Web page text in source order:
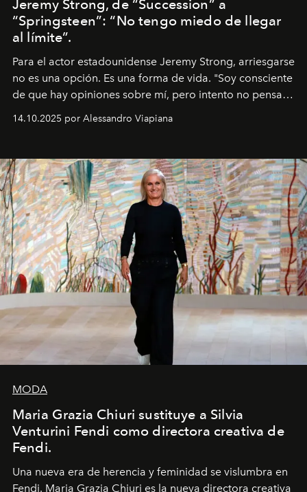
Jeremy Strong, de “Succession” a
“Springsteen”: “No tengo miedo de llegar
al límite”.
Para el actor estadounidense Jeremy Strong, arriesgarse
no es una opción. Es una forma de vida. "Soy consciente
de que hay opiniones sobre mí, pero intento no pensar
demasiado en cómo me perciben. Creo que es una
pérdida de tiempo", afirma.
14.10.2025 por Alessandro Viapiana
MODA
Maria Grazia Chiuri sustituye a Silvia
Venturini Fendi como directora creativa de
Fendi.
Una nueva era de herencia y feminidad se vislumbra en
Fendi. Maria Grazia Chiuri es la nueva directora creativa